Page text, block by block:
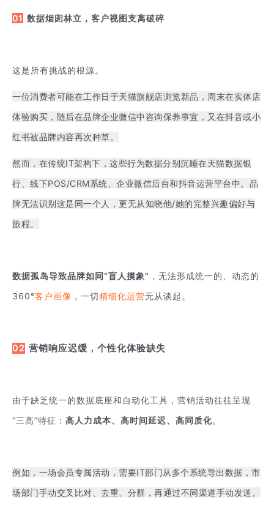
01 数据烟囱林立，客户视图支离破碎
这是所有挑战的根源。
一位消费者可能在工作日于天猫旗舰店浏览新品，周末在实体店
体验购买，随后在品牌企业微信中咨询保养事宜，又在抖音或小
红书被品牌内容再次种草。
然而，在传统IT架构下，这些行为数据分别沉睡在天猫数据银
行、线下POS/CRM系统、企业微信后台和抖音运营平台中。品
牌无法识别这是同一个人，更无从知晓他/她的完整兴趣偏好与
旅程。
数据孤岛导致品牌如同“盲人摸象” ，无法形成统一的、动态的
360°客户画像 ，一切精细化运营无从谈起。
02 营销响应迟缓，个性化体验缺失
由于缺乏统一的数据底座和自动化工具，营销活动往往呈现
“三高”特征： 高人力成本、高时间延迟、高同质化。
例如，一场会员专属活动，需要IT部门从多个系统导出数据，市
场部门手动交叉比对、去重、分群，再通过不同渠道手动发送。